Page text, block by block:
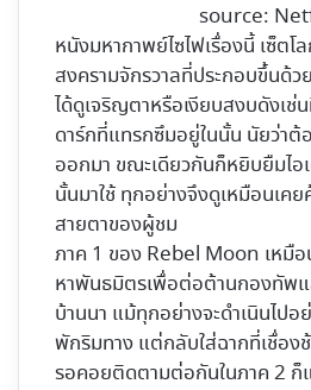
source:
หนังมหากาพย์ไซไฟเรื่องนี้ เซ็ตโ
สงครามจักรวาลที่ประกอบขึ้นด้
ได้ดูเจริญตาหรือเงียบสงบดังเช่
ดาร์กที่แทรกซึมอยู่ในนั้น นัยว่าต้
ออกมา ขณะเดียวกันก็หยิบยืมไอ
นั้นมาใช้ ทุกอย่างจึงดูเหมือนเค
สายตาของผู้ชม
ภาค 1 ของ Rebel Moon เหมือ
หาพันธมิตรเพื่อต่อต้านกองทัพ
บ้านนา แม้ทุกอย่างจะดำเนินไปอ
พักริมทาง แต่กลับใส่ฉากที่เชื่อง
รอคอยติดตามต่อกันในภาค 2 ก็